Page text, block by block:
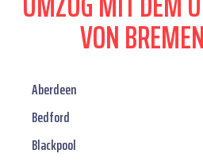
VON
Aberdeen
Bedford
Blackpool